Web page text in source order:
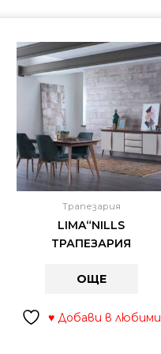
Трапезария
LIMA“NILLS
ТРАПЕЗАРИЯ
ОЩЕ
♥ Добави в любими